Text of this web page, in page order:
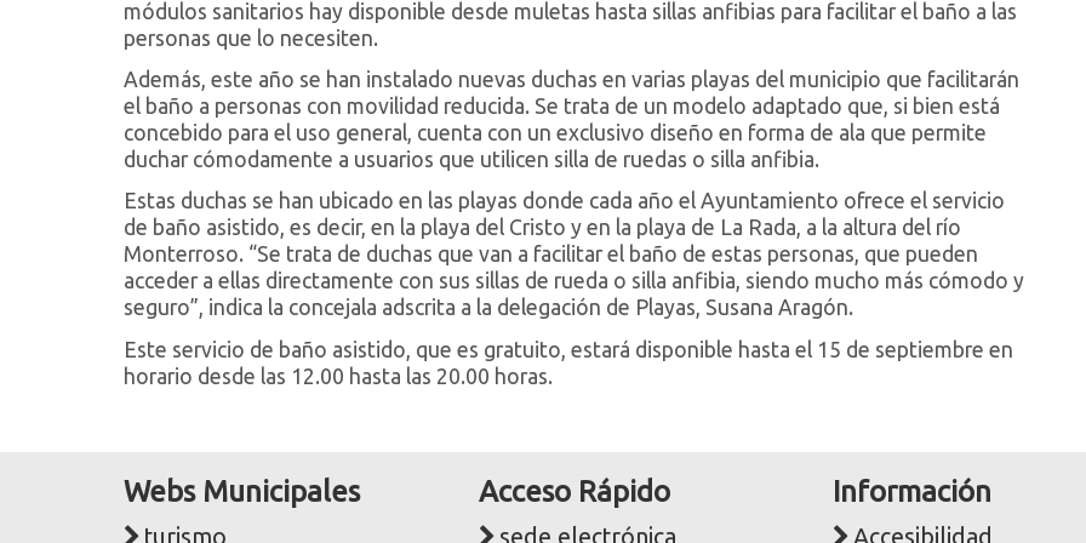
módulos sanitarios hay disponible desde muletas hasta sillas anfibias para facilitar el baño a las
personas que lo necesiten.
Además, este año se han instalado nuevas duchas en varias playas del municipio que facilitarán
el baño a personas con movilidad reducida. Se trata de un modelo adaptado que, si bien está
concebido para el uso general, cuenta con un exclusivo diseño en forma de ala que permite
duchar cómodamente a usuarios que utilicen silla de ruedas o silla anfibia.
Estas duchas se han ubicado en las playas donde cada año el Ayuntamiento ofrece el servicio
de baño asistido, es decir, en la playa del Cristo y en la playa de La Rada, a la altura del río
Monterroso. “Se trata de duchas que van a facilitar el baño de estas personas, que pueden
acceder a ellas directamente con sus sillas de rueda o silla anfibia, siendo mucho más cómodo y
seguro”, indica la concejala adscrita a la delegación de Playas, Susana Aragón.
Este servicio de baño asistido, que es gratuito, estará disponible hasta el 15 de septiembre en
horario desde las 12.00 hasta las 20.00 horas.
Webs Municipales
turismo
Acceso Rápido
sede electrónica
Información
Accesibilidad